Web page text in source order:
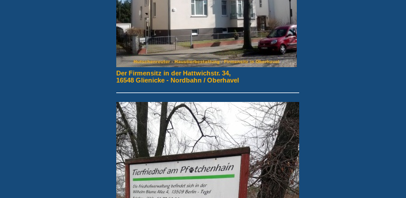
Der Firmensitz in der Hattwichstr. 34,
16548 Glienicke - Nordbahn / Oberhavel